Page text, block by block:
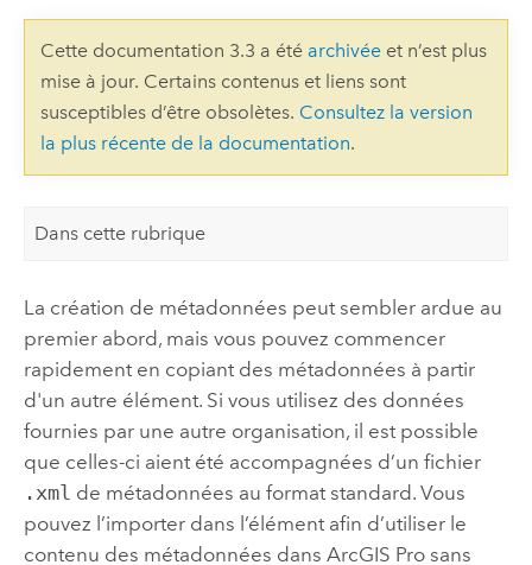
Cette documentation 3.3 a été archivéeet n’est plus
mise à jour. Certains contenus et liens sont
susceptibles d’être obsolètes. Consultez la version
la plus récente de la documentation.
Dans cette rubrique
La création de métadonnées peut sembler ardue au
premier abord, mais vous pouvez commencer
rapidement en copiant des métadonnées à partir
d'un autre élément. Si vous utilisez des données
fournies par une autre organisation, il est possible
que celles-ci aient été accompagnées d’un fichier
.xml de métadonnées au format standard. Vous
pouvez l’importer dans l’élément afin d’utiliser le
contenu des métadonnées dans ArcGIS Prosans